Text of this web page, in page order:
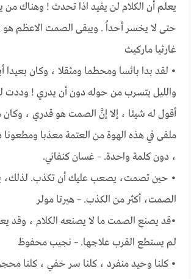
يعلم أن الكلام لن يفيد اذا تحدث ! وهناك
حتى لا يخسر أحداً . ويبقى الصمت الاعظم
غارثيا ماركيث
• لقد بدا بائسا ومحطما ومثقلا ، وكان بعيدا
والليل يتسرب من حوله دون أن يدري ! وددت
أقول له شيئا ، إلا إنَّ الصمت هو قدري ، وكان
ملقى في هذه الهوة من العتمة معذبا
، دون كلمة واحدة. – غسان كنفاني.
• حين تصمت، يصعب عليك أن تكذب. لذلك،
الصمت، أكثر من الكذب. – هيرتا مولر
•قد يصنع الصمت ما لا يصنعه الكلام ، وقد
لم يستطع القرب علاجها. – نجيب محفوظ
• كلنا وحيد منفرد ، كلنا سر خفي ، كلنا